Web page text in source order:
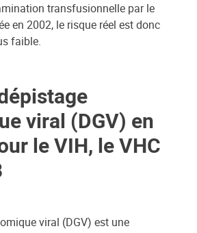
transfusionnelle par le
en 2002, le risque réel est donc
faible.
viral (DGV) en
le VIH, le VHC
viral (DGV) est une